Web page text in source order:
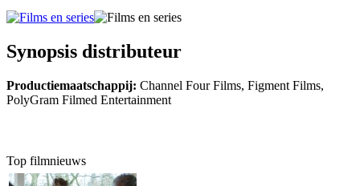
Synopsis distributeur
Productiemaatschappij: Channel Four Films, Figment Films,
PolyGram Filmed Entertainment
Top filmnieuws